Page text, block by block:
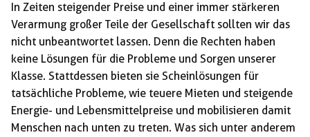
In Zeiten steigender Preise und einer immer stärkeren
Verarmung großer Teile der Gesellschaft sollten wir das
nicht unbeantwortet lassen. Denn die Rechten haben
keine Lösungen für die Probleme und Sorgen unserer
Klasse. Stattdessen bieten sie Scheinlösungen für
tatsächliche Probleme, wie teuere Mieten und steigende
Energie- und Lebensmittelpreise und mobilisieren damit
Menschen nach unten zu treten. Was sich unter anderem